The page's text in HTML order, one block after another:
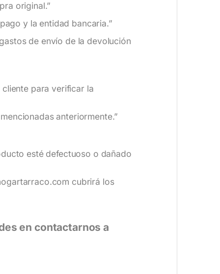
original.”
y la entidad bancaria.”
de envío de la devolución
para verificar la
anteriormente.”
esté defectuoso o dañado
cubrirá los
en contactarnos a